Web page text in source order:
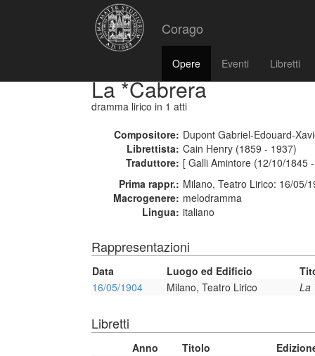
Corago
Opere Eventi Libretti
La *Cabrera
dramma lirico in 1 atti
Compositore: Dupont Gabriel-Edouard-
Librettista: Cain Henry (1859 - 1937)
Traduttore: [ Galli Amintore (12/10/1845
Prima rappr.: Milano, Teatro Lirico: 16/05/
Macrogenere: melodramma
Lingua: italiano
Rappresentazioni
Data Luogo ed Edificio
16/05/1904
Milano, Teatro Lirico La
Libretti
Anno Titolo